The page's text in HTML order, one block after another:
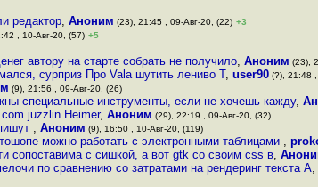
редактор, Аноним (23), 21:45 , 09-Авг-20, (22) +3
, 10-Авг-20, (57) +5
автору на старте собрать не получило, Аноним (23),
сурприз Про Vala шутить лениво Т, user90 (?), 21:48
(9), 21:56 , 09-Авг-20, (26)
специальные инструменты, если не хочешь кажду,
juzzlin Heimer, Аноним (29), 22:19 , 09-Авг-20, (32)
, Аноним (9), 16:50 , 10-Авг-20, (119)
можно работать с электронными таблицами ,
сопоставима с сишкой, а вот gtk со своим css в,
по сравнению со затратами на рендеринг текста А,